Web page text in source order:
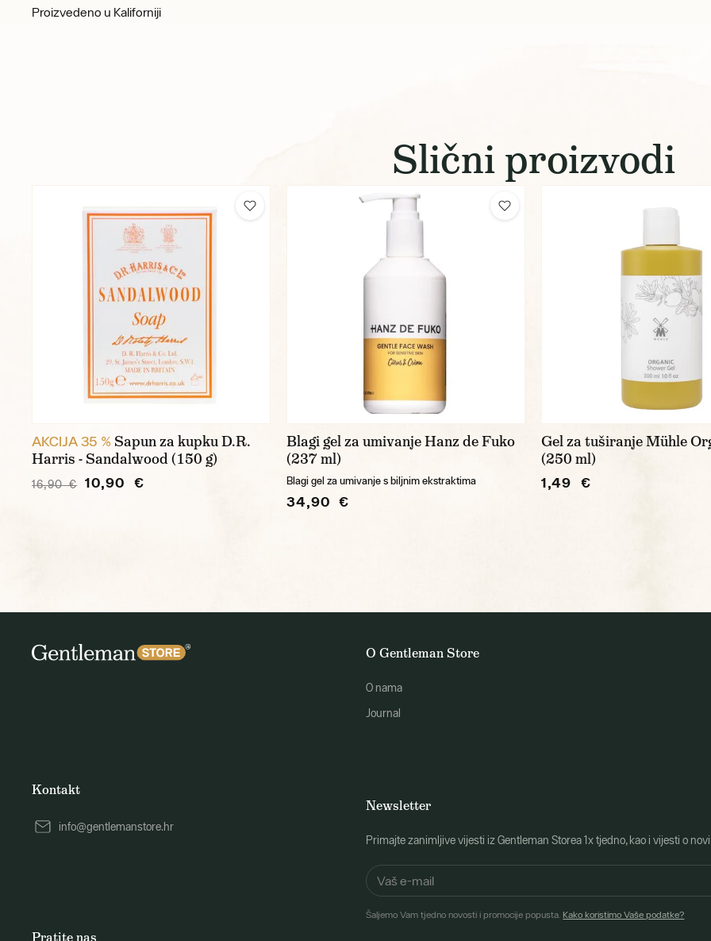
Proizvedeno u Kaliforniji
Slični proizvodi
AKCIJA 35 % Sapun za kupku D.R.
Harris - Sandalwood (150 g)
16,90 € 10,90 €
Blagi gel za umivanje Hanz de Fuko
(237 ml)
Blagi gel za umivanje s biljnim ekstraktima
34,90 €
Gel za tuširanje Mühle
(250 ml)
1,49 €
O Gentleman Store
O nama
Journal
Newsletter
Primajte zanimljive vijesti iz Gentleman Storea 1x tjedno, kao i vijesti o
Šaljemo Vam tjedno novosti i promocije popusta. Kako koristimo Vaše podatke?
Kontakt
info@gentlemanstore.hr
Pratite nas